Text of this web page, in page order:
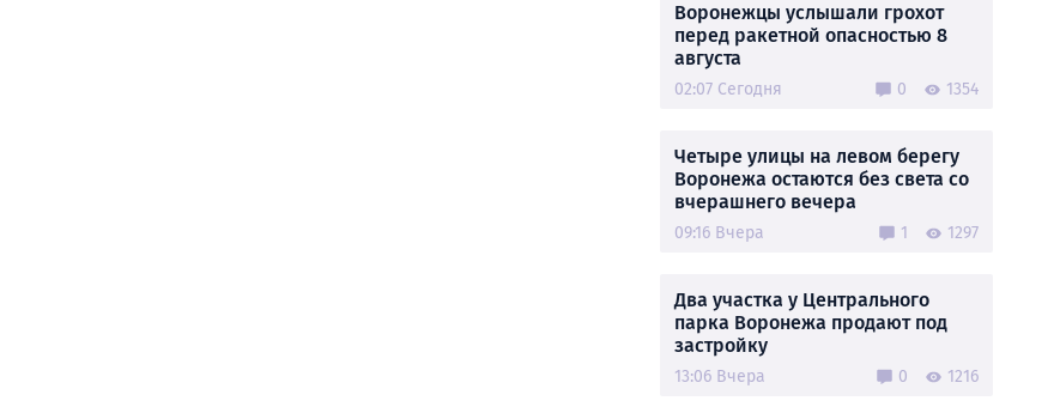
Воронежцы услышали грохот
перед ракетной опасностью 8
августа
02:07 Сегодня 0 1354
Четыре улицы на левом берегу
Воронежа остаются без света со
вчерашнего вечера
09:16 Вчера 1 1297
Два участка у Центрального
парка Воронежа продают под
застройку
13:06 Вчера 0 1216